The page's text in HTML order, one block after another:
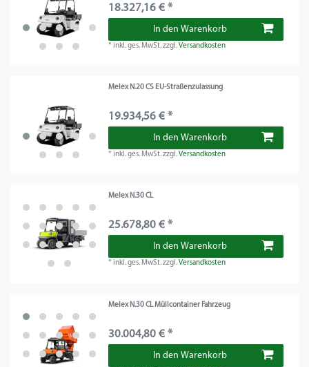
18.327,16 € *
In den Warenkorb
*inkl. ges. MwSt.zzgl.Versandkosten
Melex N.20 CS EU-Straßenzulassung
19.934,56 € *
In den Warenkorb
*inkl. ges. MwSt.zzgl.Versandkosten
Melex N.30 CL
25.678,80 € *
In den Warenkorb
*inkl. ges. MwSt.zzgl.Versandkosten
Melex N.30 CL Müllcontainer Fahrzeug
30.004,80 € *
In den Warenkorb